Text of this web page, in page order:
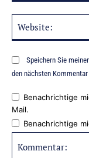
Speichern Sie
den nächsten
Benachrichtige
Mail.
Benachrichtige